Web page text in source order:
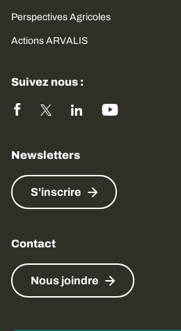
Perspectives Agricoles
Actions ARVALIS
Suivez nous :
Newsletters
S'inscrire
Contact
Nous joindre